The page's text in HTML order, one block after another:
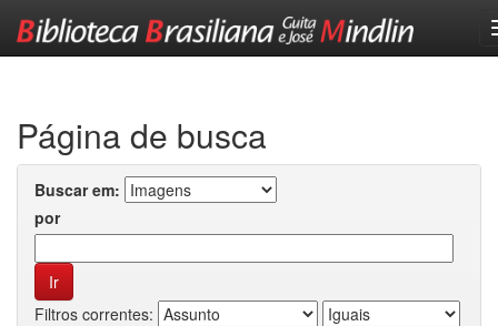
Página de busca
Buscar em:
por
Filtros correntes: